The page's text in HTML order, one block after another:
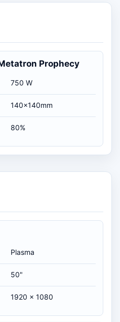
Prophecy
750 W
140x140mm
80%
Plasma
50"
1920 x 1080